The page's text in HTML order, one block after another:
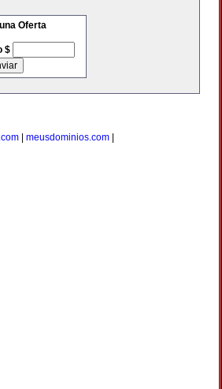
Oferta
$
meusdominios.com